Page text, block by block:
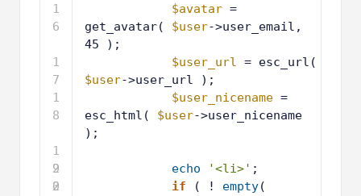
1
6
1
7
1
8
1
9
2
0
2
$avatar =
get_avatar( $user->user_email,
45 );
$user_url
$user->user_url );
$user_nicename =
esc_html( $user->user_nicename
);
echo '<li>' ;
if
( ! empty